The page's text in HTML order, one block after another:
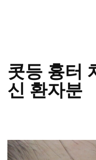
콧등 흉터
신 환자분